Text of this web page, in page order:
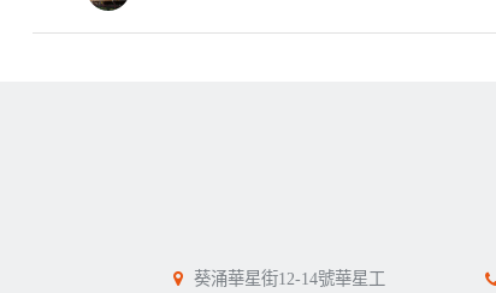
葵涌華星街12-14號華星工